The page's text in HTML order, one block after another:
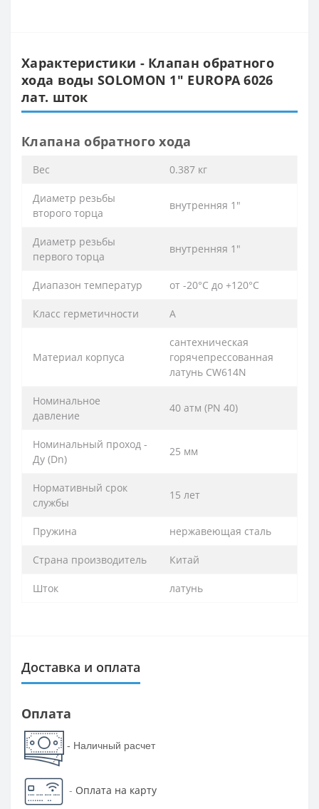
Характеристики - Клапан обратного
хода воды SOLOMON 1″ EUROPA 6026
лат. шток
Клапана обратного хода
Вес 0.387 кг
Диаметр резьбы
второго торца
внутренняя 1″
Диаметр резьбы
первого торца
внутренняя 1″
Диапазон температур от -20°С до +120°С
Класс герметичности А
Материал корпуса
сантехническая
горячепрессованная
латунь CW614N
Номинальное
давление
40 атм (PN 40)
Номинальный проход -
Ду (Dn)
25 мм
Нормативный срок
службы
15 лет
Пружина нержавеющая сталь
Страна производитель Китай
Шток латунь
Доставка и оплата
Оплата
- Наличный расчет
- Оплата на карту